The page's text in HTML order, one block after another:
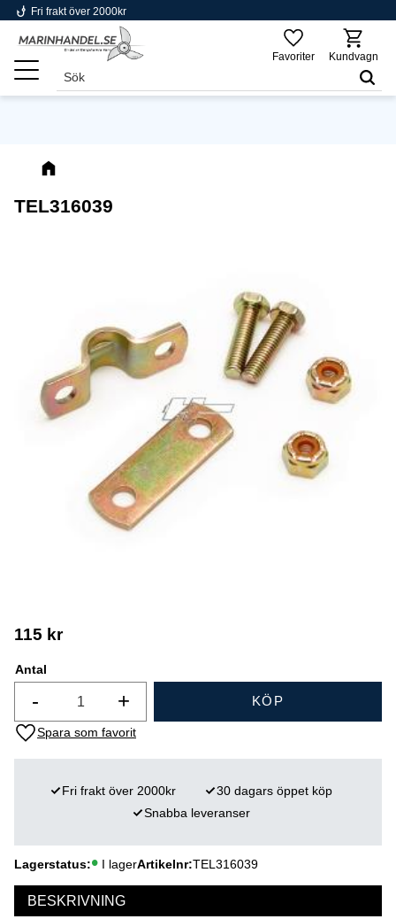
Meny
phishing Fri frakt över 2000kr
Favoriter Kundvagn
TEL316039
115 kr
Antal
+
- KÖP
Lägg till i favoriter
Lagerstatus I lagerArtikelnr TEL316039
Fri frakt över 2000kr
30 dagars öppet köp
Snabba leveranser
BESKRIVNING